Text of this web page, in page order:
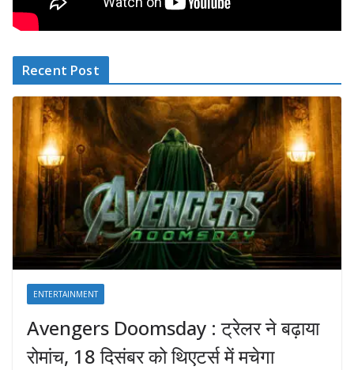
Recent Post
ENTERTAINMENT
Avengers Doomsday : ट्रेलर ने बढ़ाया
रोमांच, 18 दिसंबर को थिएटर्स में मचेगा